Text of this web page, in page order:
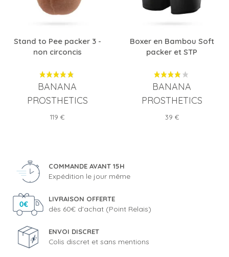
Stand to Pee packer 3 -
non circoncis
BANANA
PROSTHETICS
Prix
119 €
Boxer en Bambou Soft
packer et STP
BANANA
PROSTHETICS
Prix
39 €
COMMANDE AVANT 15H
Expédition le jour même
LIVRAISON OFFERTE
dès 60€ d'achat (Point Relais)
ENVOI DISCRET
Colis discret et sans mentions